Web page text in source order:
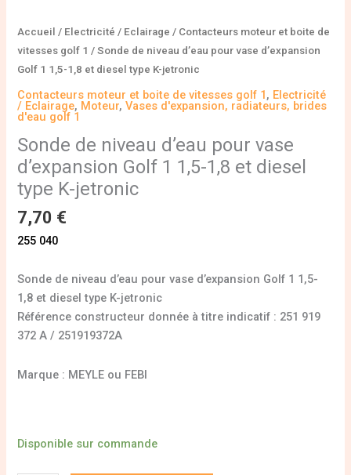
Accueil / Electricité / Eclairage / Contacteurs moteur et boite de
vitesses golf 1 / Sonde de niveau d’eau pour vase d’expansion
Golf 1 1,5-1,8 et diesel type K-jetronic
Contacteurs moteur et boite de vitesses golf 1, Electricité
/ Eclairage, Moteur,Vases d'expansion, radiateurs, brides
d'eau golf 1
Sonde de niveau d’eau pour vase
d’expansion Golf 1 1,5-1,8 et diesel
type K-jetronic
7,70 €
255 040
Sonde de niveau d’eau pour vase d’expansion Golf 1 1,5-
1,8 et diesel type K-jetronic
Référence constructeur donnée à titre indicatif : 251 919
372 A / 251919372A
Marque : MEYLE ou FEBI
Disponible sur commande